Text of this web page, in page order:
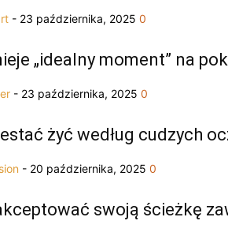
- 23 października, 2025 0
„idealny moment” na
- 23 października, 2025 0
żyć według cudzych
- 20 października, 2025 0
swoją ścieżkę